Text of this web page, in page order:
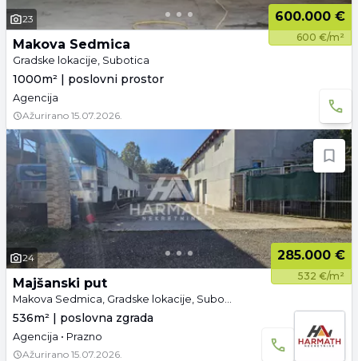
23 600.000 €
600 €/m²
Makova Sedmica
Gradske lokacije, Subotica
1000m² | poslovni prostor
Agencija
Ažurirano 15.07.2026.
24 285.000 €
532 €/m²
Majšanski put
Makova Sedmica, Gradske lokacije, Subotica
536m² | poslovna zgrada
Agencija • Prazno
Ažurirano 15.07.2026.